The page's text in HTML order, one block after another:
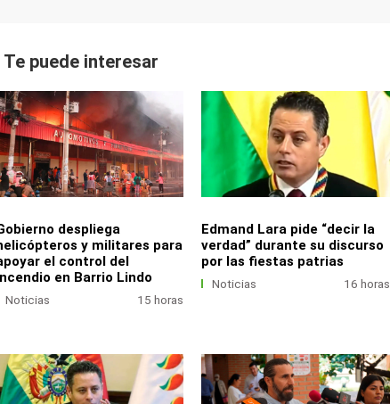
Te puede interesar
despliega
y militares para
el control del
en Barrio Lindo
Noticias 15 horas
Edmand Lara pide “decir la
verdad” durante su discurso
por las fiestas patrias
Noticias 16 horas